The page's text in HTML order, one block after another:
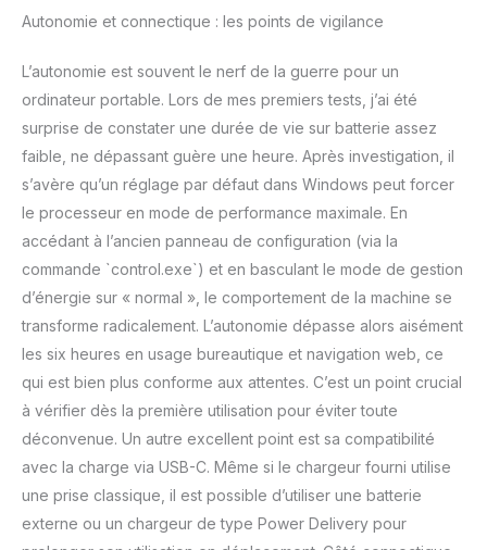
Autonomie et connectique : les points de vigilance
L’autonomie est souvent le nerf de la guerre pour un
ordinateur portable. Lors de mes premiers tests, j’ai été
surprise de constater une durée de vie sur batterie assez
faible, ne dépassant guère une heure. Après investigation, il
s’avère qu’un réglage par défaut dans Windows peut forcer
le processeur en mode de performance maximale. En
accédant à l’ancien panneau de configuration (via la
commande `control.exe`) et en basculant le mode de gestion
d’énergie sur « normal », le comportement de la machine se
transforme radicalement. L’autonomie dépasse alors aisément
les six heures en usage bureautique et navigation web, ce
qui est bien plus conforme aux attentes. C’est un point crucial
à vérifier dès la première utilisation pour éviter toute
déconvenue. Un autre excellent point est sa compatibilité
avec la charge via USB-C. Même si le chargeur fourni utilise
une prise classique, il est possible d’utiliser une batterie
externe ou un chargeur de type Power Delivery pour